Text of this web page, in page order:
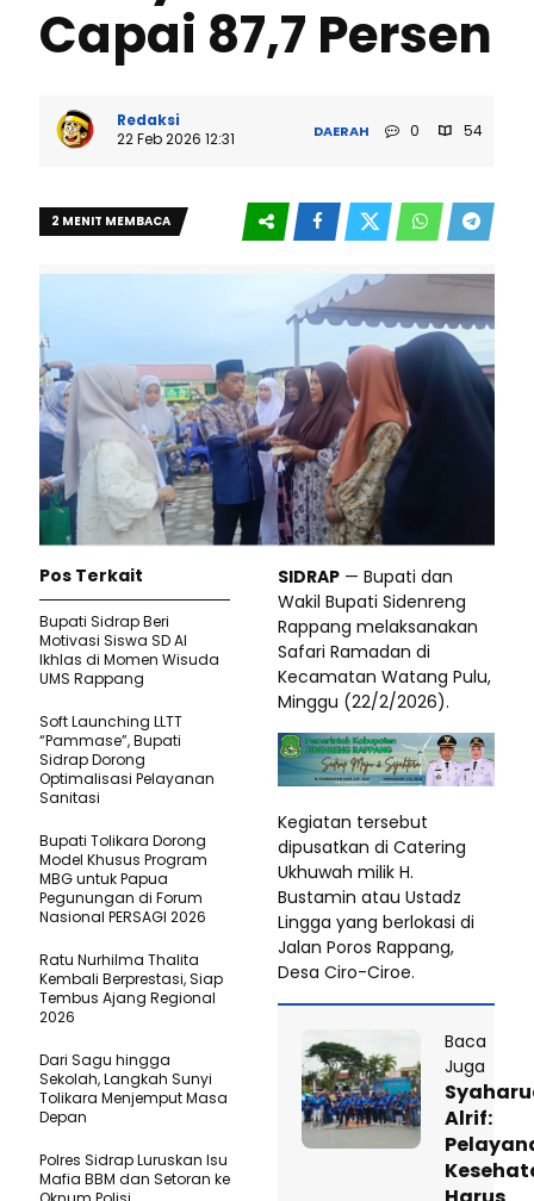
Capai 87,7 Persen
Redaksi
22 Feb 2026 12:31
DAERAH 0 54
2 MENIT MEMBACA
SIDRAP — Bupati dan
Wakil Bupati Sidenreng
Rappang melaksanakan
Safari Ramadan di
Kecamatan Watang Pulu,
Minggu (22/2/2026).
Kegiatan tersebut
dipusatkan di Catering
Ukhuwah milik H.
Bustamin atau Ustadz
Lingga yang berlokasi di
Jalan Poros Rappang,
Desa Ciro-Ciroe.
Baca
Juga
Alrif:
Pos Terkait
Bupati Sidrap Beri
Motivasi Siswa SD Al
Ikhlas di Momen Wisuda
UMS Rappang
Soft Launching LLTT
“Pammase”, Bupati
Sidrap Dorong
Optimalisasi Pelayanan
Sanitasi
Bupati Tolikara Dorong
Model Khusus Program
MBG untuk Papua
Pegunungan di Forum
Nasional PERSAGI 2026
Ratu Nurhilma Thalita
Kembali Berprestasi, Siap
Tembus Ajang Regional
2026
Dari Sagu hingga
Sekolah, Langkah Sunyi
Tolikara Menjemput Masa
Depan
Polres Sidrap Luruskan Isu
Mafia BBM dan Setoran ke